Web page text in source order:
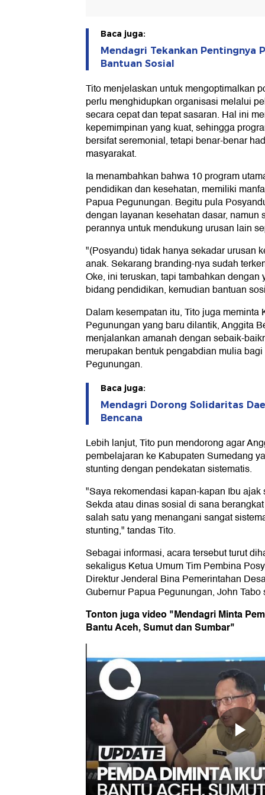
Baca juga:
Mendagri Tekankan Pentingnya
Bantuan Sosial
Tito menjelaskan untuk mengoptimalkan
perlu menghidupkan organisasi melalui
secara cepat dan tepat sasaran. Hal ini
kepemimpinan yang kuat, sehingga
bersifat seremonial, tetapi benar-benar
masyarakat.
Ia menambahkan bahwa 10 program
pendidikan dan kesehatan, memiliki
Papua Pegunungan. Begitu pula
dengan layanan kesehatan dasar, namun
perannya untuk mendukung urusan lain
"(Posyandu) tidak hanya sekadar urusan
anak. Sekarang branding-nya sudah
Oke, ini teruskan, tapi tambahkan
bidang pendidikan, kemudian bantuan
Dalam kesempatan itu, Tito juga
Pegunungan yang baru dilantik, Anggita
menjalankan amanah dengan sebaik-
merupakan bentuk pengabdian mulia
Pegunungan.
Baca juga:
Mendagri Dorong Solidaritas
Bencana
Lebih lanjut, Tito pun mendorong agar
pembelajaran ke Kabupaten Sumedang
stunting dengan pendekatan sistematis.
"Saya rekomendasi kapan-kapan Ibu
Sekda atau dinas sosial di sana
salah satu yang menangani sangat
stunting," tandas Tito.
Sebagai informasi, acara tersebut turut
sekaligus Ketua Umum Tim Pembina
Direktur Jenderal Bina Pemerintahan
Gubernur Papua Pegunungan, John
Tonton juga video "Mendagri Minta
Bantu Aceh, Sumut dan Sumbar"